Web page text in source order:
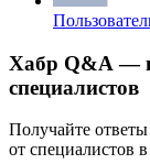
Хабр Q&A —
специалистов
Получайте
от специалистов